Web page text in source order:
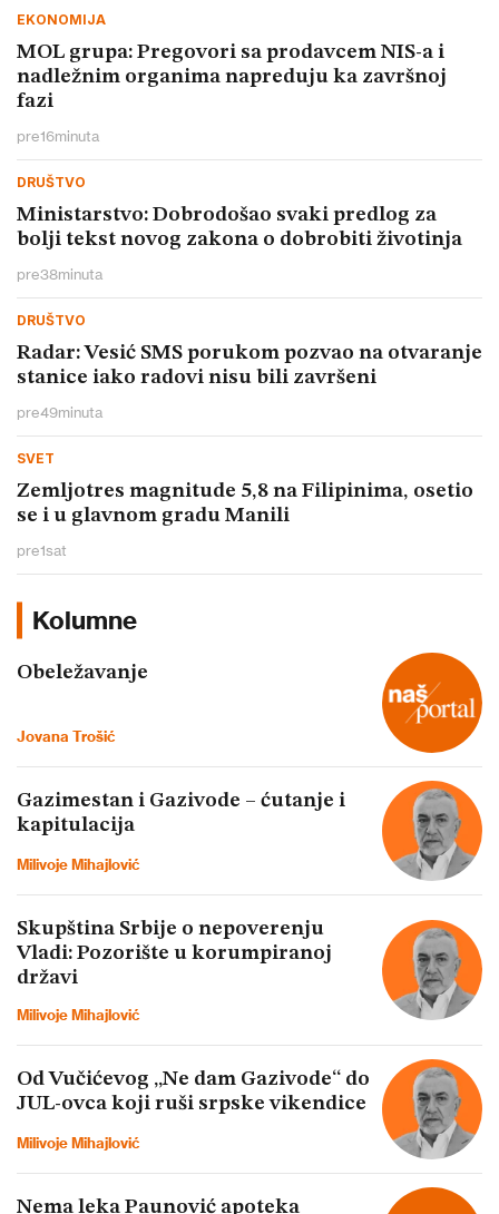
EKONOMIJA
MOL grupa: Pregovori sa prodavcem NIS-a i
nadležnim organima napreduju ka završnoj
fazi
pre16minuta
DRUŠTVO
Ministarstvo: Dobrodošao svaki predlog za
bolji tekst novog zakona o dobrobiti životinja
pre38minuta
DRUŠTVO
Radar: Vesić SMS porukom pozvao na otvaranje
stanice iako radovi nisu bili završeni
pre49minuta
SVET
Zemljotres magnitude 5,8 na Filipinima, osetio
se i u glavnom gradu Manili
pre1sat
Kolumne
Obeležavanje
Jovana Trošić
Gazimestan i Gazivode – ćutanje i
kapitulacija
Milivoje Mihajlović
Skupština Srbije o nepoverenju
Vladi: Pozorište u korumpiranoj
državi
Milivoje Mihajlović
Od Vučićevog „Ne dam Gazivode“ do
JUL-ovca koji ruši srpske vikendice
Milivoje Mihajlović
Nema leka Paunović apoteka